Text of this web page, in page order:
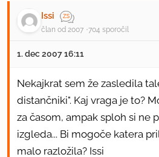
Issi
član od 2007 704 sporočil
1. dec 2007 16:11
Nekajkrat sem že zasledila
distančniki". Kaj vraga je to?
za časom, ampak sploh si ne
izgleda... Bi mogoče katera
malo razložila? Issi